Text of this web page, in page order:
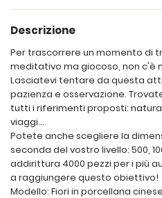
Descrizione
Per trascorrere un momento di
meditativo ma giocoso, non c'è
Lasciatevi tentare da questa
pazienza e osservazione.
tutti i riferimenti proposti:
viaggi...
Potete anche scegliere la
seconda del vostro livello: 500,
addirittura 4000 pezzi per i più
a raggiungere questo obiettivo!
Modello: Fiori in porcellana cinese